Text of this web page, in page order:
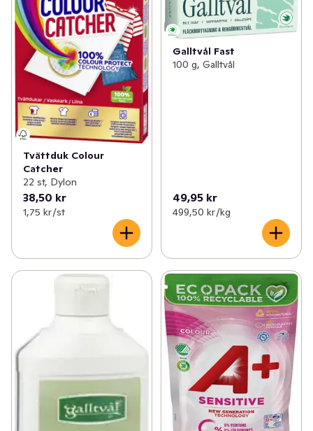
Tvättduk Colour
Catcher
22 st, Dylon
38,50 kr
1,75 kr /st
Galltvål Fast
100 g, Galltvål
49,95 kr
499,50 kr /kg